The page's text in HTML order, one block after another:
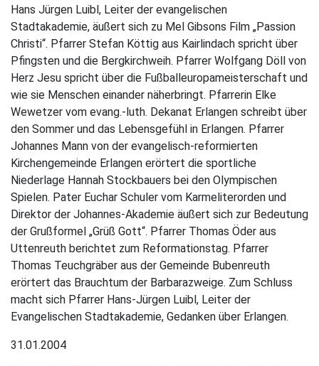
Hans Jürgen Luibl, Leiter der evangelischen
Stadtakademie, äußert sich zu Mel Gibsons Film „Passion
Christi“. Pfarrer Stefan Köttig aus Kairlindach spricht über
Pfingsten und die Bergkirchweih. Pfarrer Wolfgang Döll von
Herz Jesu spricht über die Fußballeuropameisterschaft und
wie sie Menschen einander näherbringt. Pfarrerin Elke
Wewetzer vom evang.-luth. Dekanat Erlangen schreibt über
den Sommer und das Lebensgefühl in Erlangen. Pfarrer
Johannes Mann von der evangelisch-reformierten
Kirchengemeinde Erlangen erörtert die sportliche
Niederlage Hannah Stockbauers bei den Olympischen
Spielen. Pater Euchar Schuler vom Karmeliterorden und
Direktor der Johannes-Akademie äußert sich zur Bedeutung
der Grußformel „Grüß Gott“. Pfarrer Thomas Öder aus
Uttenreuth berichtet zum Reformationstag. Pfarrer
Thomas Teuchgräber aus der Gemeinde Bubenreuth
erörtert das Brauchtum der Barbarazweige. Zum Schluss
macht sich Pfarrer Hans-Jürgen Luibl, Leiter der
Evangelischen Stadtakademie, Gedanken über Erlangen.
31.01.2004